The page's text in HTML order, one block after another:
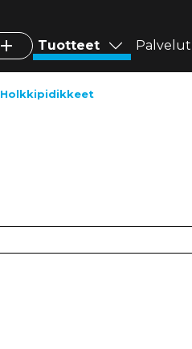
Tuotteet Palvelut
Holkkipidikkeet